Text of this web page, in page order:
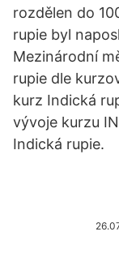
rozdělen do
rupie byl
Mezinárodní
rupie dle
kurz Indická
vývoje kurzu
Indická rupie.